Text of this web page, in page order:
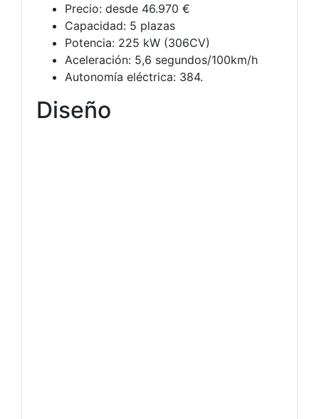
Precio: desde 46.970 €
Capacidad: 5 plazas
Potencia: 225 kW (306CV)
Aceleración: 5,6 segundos/100km/h
Autonomía eléctrica: 384.
Diseño